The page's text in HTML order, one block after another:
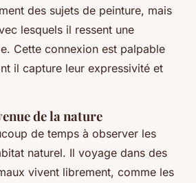
des sujets de peinture, mais
lesquels il ressent une
Cette connexion est palpable
il capture leur expressivité et
de la nature
de temps à observer les
naturel. Il voyage dans des
vivent librement, comme les